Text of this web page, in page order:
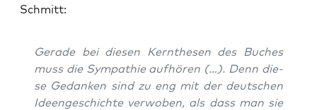
Schmitt:
Gera­de bei die­sen Kern­the­sen des Buches
muss die Sym­pa­thie auf­hö­ren (…). Denn die­
se Gedan­ken sind zu eng mit der deut­schen
Ideen­ge­schich­te ver­wo­ben, als dass man sie